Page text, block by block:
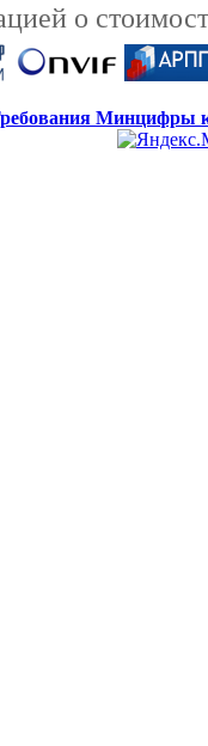
о
Минцифры